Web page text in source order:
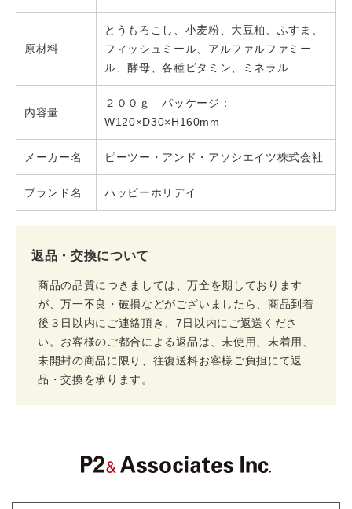
原材料
とうもろこし、小麦粉、大豆粕、ふすま、
フィッシュミール、アルファルファミー
ル、酵母、各種ビタミン、ミネラル
内容量
２００ｇ パッケージ：
W120×D30×H160mm
メーカー名 ピーツー・アンド・アソシエイツ株式会社
ブランド名 ハッピーホリデイ
返品・交換について
商品の品質につきましては、万全を期しております
が、万一不良・破損などがございましたら、商品到着
後３日以内にご連絡頂き、7日以内にご返送くださ
い。お客様のご都合による返品は、未使用、未着用、
未開封の商品に限り、往復送料お客様ご負担にて返
品・交換を承ります。